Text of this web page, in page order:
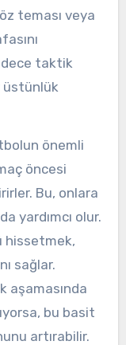
teması veya
taktik
üstünlük
önemli
öncesi
Bu, onlara
yardımcı olur.
hissetmek,
sağlar.
aşamasında
bu basit
artırabilir.